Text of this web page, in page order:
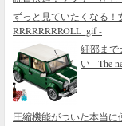
ずっと見ていたくなる
RRRRRRRROLL_gif -
細部まで
い - The
圧縮機能がついた本当に